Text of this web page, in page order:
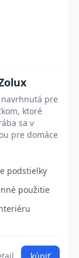
navrhnutá pre
ktoré
sa v
pre domáce
podstielky
použitie